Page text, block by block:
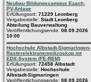
Neubau Bildungscampus Ezach;
PV-Anlage
Erfüllungsort: 71229 Leonberg
Vergabestelle: Stadt Leonberg
Abteilung Bauverwaltung
Veröffentlichungsende: 08.09.2026
10:00
Hochschule Albstadt-Sigmaringen-
Rasterelektronenmikroskop mt
EDX-System (FE-REM)
Erfüllungsort: 72458 Albstadt
Vergabestelle: Hochschule
Albstadt-Sigmaringen
Veröffentlichungsende: 08.09.2026